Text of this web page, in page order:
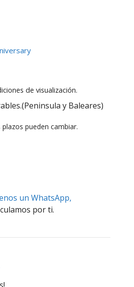
de visualización.
y Baleares)
pueden cambiar.
un WhatsApp,
por ti.